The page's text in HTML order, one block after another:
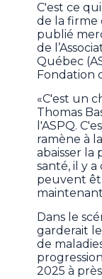
C'est ce
de la firme
publié
de
Québec
Fondation
«C'est un
Thomas
l'ASPQ.
ramène à
abaisser la
santé, il y
peuvent
Dans le
garderait
de
2025 à